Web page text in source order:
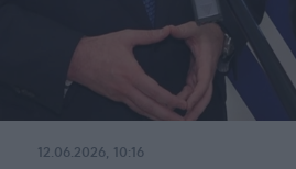
12.06.2026, 10:16